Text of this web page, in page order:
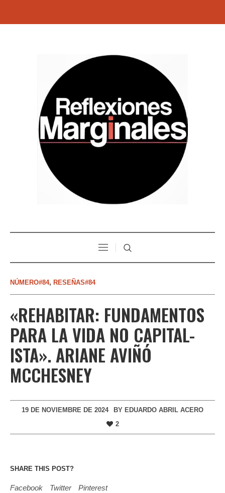
NÚMERO#84, RESEÑAS#84
«REHABITAR: FUNDAMENTOS
PARA LA VIDA NO CAPITAL-
ISTA». ARIANE AVIÑÓ
MCCHESNEY
19 DE NOVIEMBRE DE 2024 BY EDUARDO ABRIL ACERO
2
SHARE THIS POST?
Facebook Twitter Pinterest